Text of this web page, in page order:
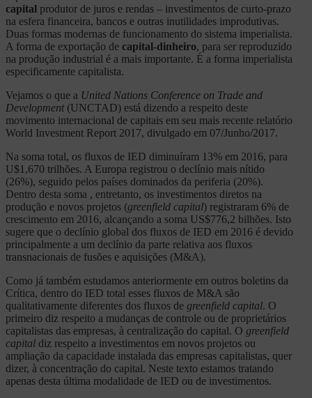
capital produtor de juros e rendas – investimentos de curto-prazo
na esfera financeira, bancos e outras inutilidades improdutivas.
Duas formas modernas de funcionamento do sistema imperialista.
A forma de exportação de capital-dinheiro, para ser reproduzido
na produção industrial é a mais importante. É a forma imperialista
especificamente capitalista.
Vejamos o que a United Nations Conference on Trade and
Development (UNCTAD) está dizendo a respeito deste
movimento internacional de capitais em seu mais recente relatório
World Investment Report 2017, divulgado em 07/Junho/2017.
Na soma total, os fluxos de IED diminuíram 13% em 2016, para
U$1,670 trilhões. A Europa registrou o declínio mais nítido
(26%), seguido pelos países dominados da periferia (20%).
Dentro desta soma , entretanto, os investimentos diretos na
produção e novos projetos (greenfield capital) registraram 6% de
crescimento em 2016, alcançando a soma US$776,2 bilhões. Isto
sugere que o declínio global dos fluxos de IED em 2016 é devido
principalmente a um declínio da parte relativa aos fluxos
transnacionais de fusões e aquisições (M&A).
Como já também estudamos anteriormente em outros boletins da
Crítica, dentro do IED total esses fluxos de M&A são
qualitativamente diferentes dos fluxos de greenfield capital. O
primeiro diz respeito a mudanças de controle ou de proprietários
capitalistas das empresas, à centralização do capital. O greenfield
capital diz respeito a investimentos em novos projetos ou
ampliação da capacidade instalada das empresas capitalistas, quer
dizer, à concentração do capital. Neste texto estamos tratando
apenas desta última modalidade de IED ou de investimentos.